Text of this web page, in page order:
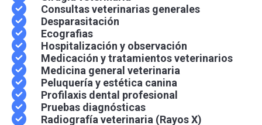
Consultas veterinarias generales
Desparasitación
Ecografias
Hospitalización y observación
Medicación y tratamientos veterinarios
Medicina general veterinaria
Peluquería y estética canina
Profilaxis dental profesional
Pruebas diagnósticas
Radiografía veterinaria (Rayos X)